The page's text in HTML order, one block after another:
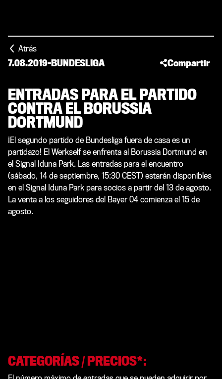
Atrás
7.08.2019-BUNDESLIGA Compartir
ENTRADAS PARA EL PARTIDO
CONTRA EL BORUSSIA
DORTMUND
¡El segundo partido de Bundesliga fuera de casa es un
partidazo! El Werkself se enfrenta al Borussia Dortmund en
el Signal Iduna Park. Las entradas para el encuentro
(sábado, 14 de septiembre, 15:30 CEST) estarán disponibles
en el Signal Iduna Park para socios a partir del 13 de agosto.
La venta a los seguidores del Bayer 04 comienza el 15 de
agosto.
CATEGORÍAS / PRECIOS*: